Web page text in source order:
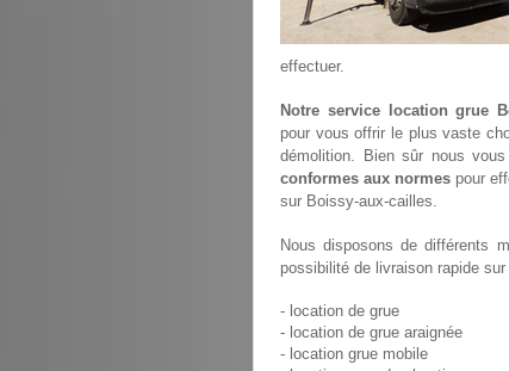
effectuer.
Notre service location grue
pour vous offrir le plus vaste
démolition. Bien sûr nous
conformes aux normes pour
sur Boissy-aux-cailles.
Nous disposons de différents
possibilité de livraison rapide
- location de grue
- location de grue araignée
- location grue mobile